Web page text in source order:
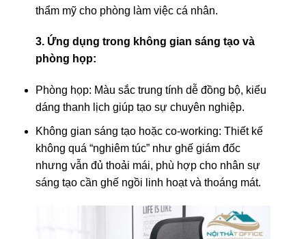
thẩm mỹ cho phòng làm việc cá nhân.
3. Ứng dụng trong không gian sáng tạo và
phòng họp:
Phòng họp: Màu sắc trung tính dễ đồng bộ, kiểu
dáng thanh lịch giúp tạo sự chuyên nghiệp.
Không gian sáng tạo hoặc co-working: Thiết kế
không quá “nghiêm túc” như ghế giám đốc
nhưng vẫn đủ thoải mái, phù hợp cho nhân sự
sáng tạo cần ghế ngồi linh hoạt và thoáng mát.